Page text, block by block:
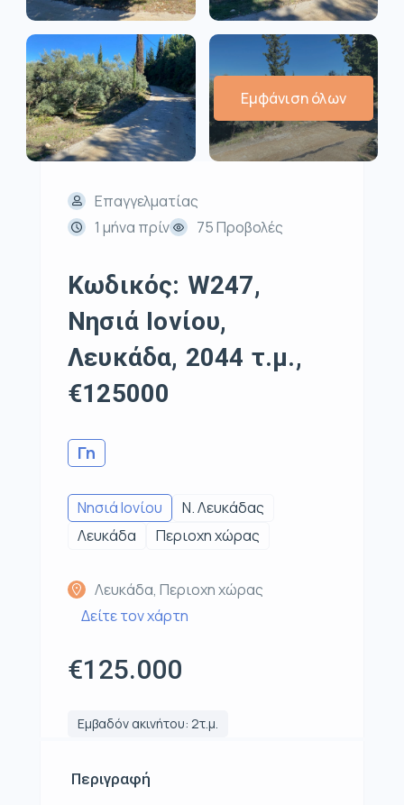
Εμφάνιση όλων
Επαγγελματίας
1 μήνα πρίν
75 Προβολές
Κωδικός: W247,
Νησιά Ιονίου,
Λευκάδα, 2044 τ.μ.,
€125000
Γη
Νησιά Ιονίου
Ν. Λευκάδας
Λευκάδα
Περιοχη χώρας
Λευκάδα, Περιοχη χώρας
Δείτε τον χάρτη
€125.000
Εμβαδόν ακινήτου: 2τ.μ.
Περιγραφή